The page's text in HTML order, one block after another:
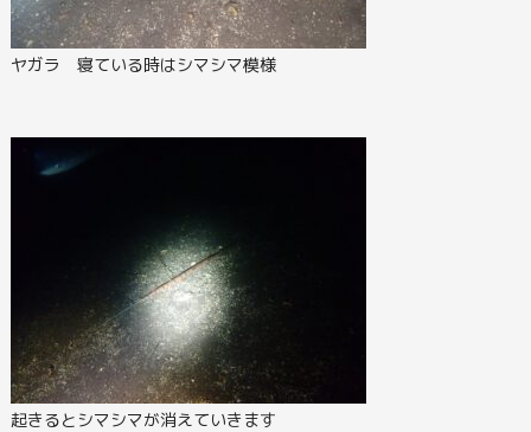
ヤガラ 寝ている時はシマシマ模様
起きるとシマシマが消えていきます